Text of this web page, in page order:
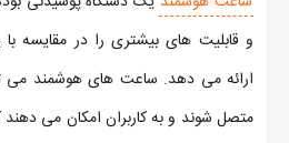
و قابلیت‌ های بیشتری را در مقایسه
ارائه می ‌دهد. ساعت‌ های هوشمند می‌
متصل شوند و به کاربران امکان می ‌دهند